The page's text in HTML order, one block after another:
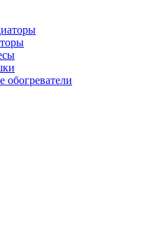
обогреватели